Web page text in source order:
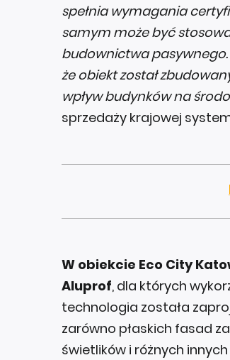
spełnia wymagania
samym może być
budownictwa
że obiekt został
wpływ budynków na
sprzedaży krajowej
W obiekcie Eco City
Aluprof, dla których
technologia została
zarówno płaskich fasad
świetlików i różnych